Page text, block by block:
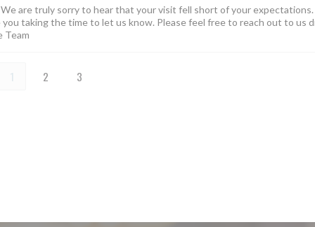
are truly sorry to hear that your visit fell short of your expectations.
taking the time to let us know. Please feel free to reach out to us
Team
1 2 3